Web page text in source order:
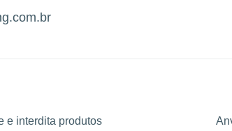
e interdita produtos